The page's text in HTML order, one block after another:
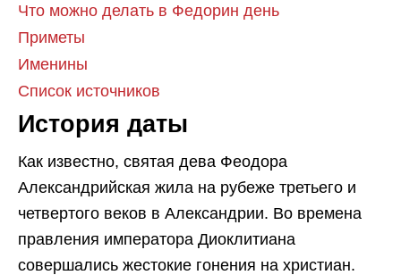
Что можно делать в Федорин день
Приметы
Именины
Список источников
История даты
Как известно, святая дева Феодора
Александрийская жила на рубеже третьего и
четвертого веков в Александрии. Во времена
правления императора Диоклитиана
совершались жестокие гонения на христиан.